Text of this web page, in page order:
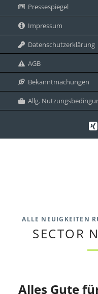
Pressespiegel
Impressum
Datenschutzerklärung
AGB
Bekanntmachungen
Allg.
ALLE NEUIGKEITEN
SECTOR
Alles Gute